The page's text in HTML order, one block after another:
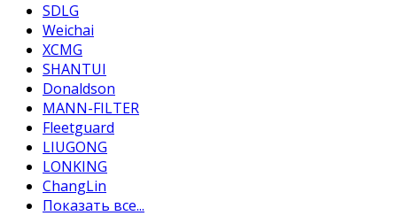
SDLG
Weichai
XCMG
SHANTUI
Donaldson
MANN-FILTER
Fleetguard
LIUGONG
LONKING
ChangLin
Показать все...